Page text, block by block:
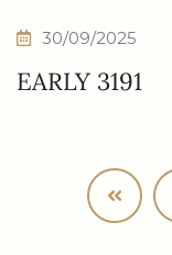
30/09/2025
EARLY 3191